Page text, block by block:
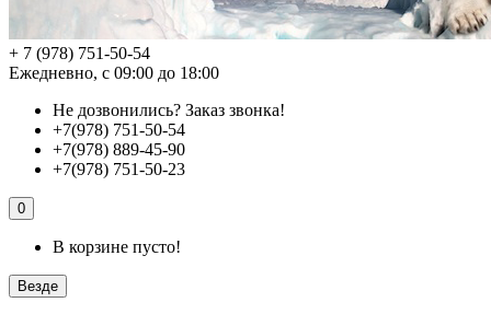
+ 7 (978) 751-50-54
Ежедневно, с 09:00 до 18:00
Не дозвонились? Заказ звонка!
+7(978) 751-50-54
+7(978) 889-45-90
+7(978) 751-50-23
0
В корзине пусто!
Везде